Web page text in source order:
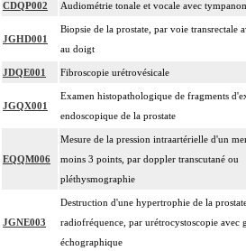
CDQP002 Audiométrie tonale et vocale avec
JGHD001
Biopsie de la prostate, par voie transrectale
au doigt
JDQE001 Fibroscopie urétrovésicale
JGQX001
Examen histopathologique de fragments
endoscopique de la prostate
EQQM006
Mesure de la pression intraartérielle d'un
moins 3 points, par doppler transcutané ou
pléthysmographie
JGNE003
Destruction d'une hypertrophie de la
radiofréquence, par urétrocystoscopie avec
échographique